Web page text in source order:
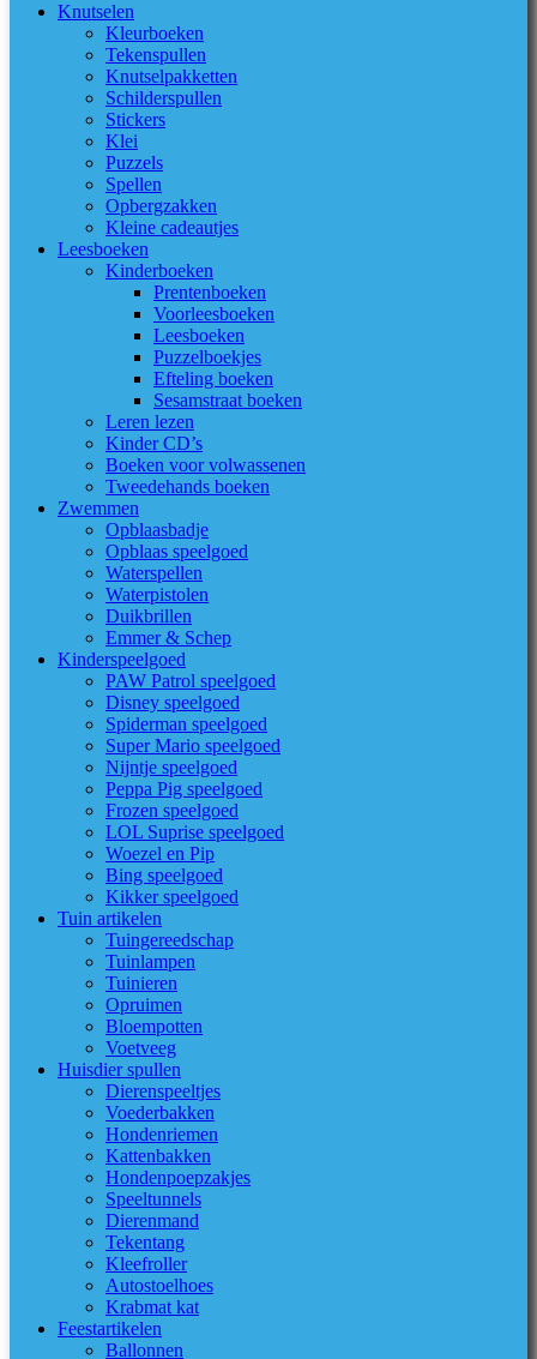
Knutselen
Kleurboeken
Tekenspullen
Knutselpakketten
Schilderspullen
Stickers
Klei
Puzzels
Spellen
Opbergzakken
Kleine cadeautjes
Leesboeken
Kinderboeken
Prentenboeken
Voorleesboeken
Leesboeken
Puzzelboekjes
Efteling boeken
Sesamstraat boeken
Leren lezen
Kinder CD’s
Boeken voor volwassenen
Tweedehands boeken
Zwemmen
Opblaasbadje
Opblaas speelgoed
Waterspellen
Waterpistolen
Duikbrillen
Emmer & Schep
Kinderspeelgoed
PAW Patrol speelgoed
Disney speelgoed
Spiderman speelgoed
Super Mario speelgoed
Nijntje speelgoed
Peppa Pig speelgoed
Frozen speelgoed
LOL Suprise speelgoed
Woezel en Pip
Bing speelgoed
Kikker speelgoed
Tuin artikelen
Tuingereedschap
Tuinlampen
Tuinieren
Opruimen
Bloempotten
Voetveeg
Huisdier spullen
Dierenspeeltjes
Voederbakken
Hondenriemen
Kattenbakken
Hondenpoepzakjes
Speeltunnels
Dierenmand
Tekentang
Kleefroller
Autostoelhoes
Krabmat kat
Feestartikelen
Ballonnen